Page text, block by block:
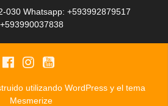
030 Whatsapp: +593992879517
+593990037838
utilizando WordPress y el tema
Mesmerize